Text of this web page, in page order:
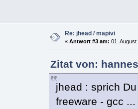
Re: jhead / mapivi
« Antwort #3 am: 01.
Zitat von:
jhead : sprich
freeware - gcc ...